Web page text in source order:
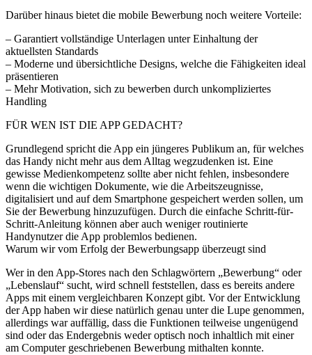
Darüber hinaus bietet die mobile Bewerbung noch weitere Vorteile:
– Garantiert vollständige Unterlagen unter Einhaltung der
aktuellsten Standards
– Moderne und übersichtliche Designs, welche die Fähigkeiten ideal
präsentieren
– Mehr Motivation, sich zu bewerben durch unkompliziertes
Handling
FÜR WEN IST DIE APP GEDACHT?
Grundlegend spricht die App ein jüngeres Publikum an, für welches
das Handy nicht mehr aus dem Alltag wegzudenken ist. Eine
gewisse Medienkompetenz sollte aber nicht fehlen, insbesondere
wenn die wichtigen Dokumente, wie die Arbeitszeugnisse,
digitalisiert und auf dem Smartphone gespeichert werden sollen, um
Sie der Bewerbung hinzuzufügen. Durch die einfache Schritt-für-
Schritt-Anleitung können aber auch weniger routinierte
Handynutzer die App problemlos bedienen.
Warum wir vom Erfolg der Bewerbungsapp überzeugt sind
Wer in den App-Stores nach den Schlagwörtern „Bewerbung“ oder
„Lebenslauf“ sucht, wird schnell feststellen, dass es bereits andere
Apps mit einem vergleichbaren Konzept gibt. Vor der Entwicklung
der App haben wir diese natürlich genau unter die Lupe genommen,
allerdings war auffällig, dass die Funktionen teilweise ungenügend
sind oder das Endergebnis weder optisch noch inhaltlich mit einer
am Computer geschriebenen Bewerbung mithalten konnte.